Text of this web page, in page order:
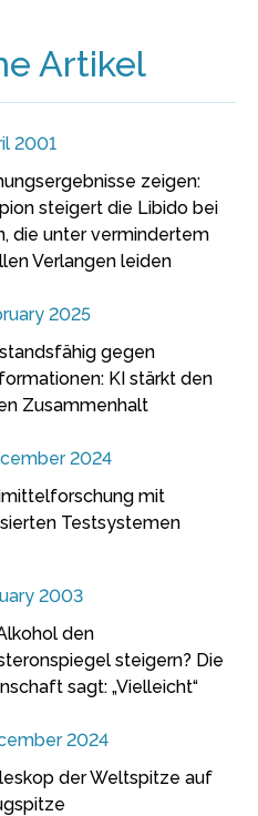
Artikel
2001
zeigen:
steigert die Libido bei
die unter vermindertem
Verlangen leiden
2025
gegen
KI stärkt den
Zusammenhalt
2024
mit
Testsystemen
2003
den
steigern? Die
sagt: „Vielleicht“
2024
der Weltspitze auf